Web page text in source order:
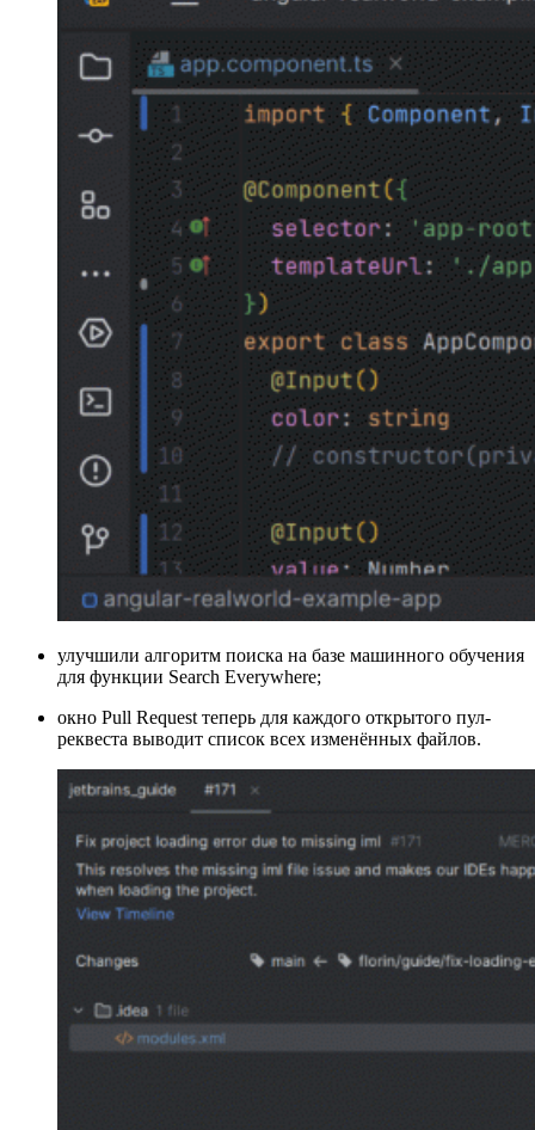
улучшили алгоритм поиска на базе машинного обучения
для функции Search Everywhere;
окно Pull Request теперь для каждого открытого пул-
реквеста выводит список всех изменённых файлов.